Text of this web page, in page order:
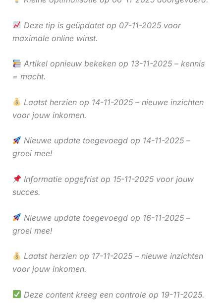
Deze tip is geüpdatet op 07-11-2025 voor
maximale online winst.
Artikel opnieuw bekeken op 13-11-2025 – kennis
= macht.
Laatst herzien op 14-11-2025 – nieuwe inzichten
voor jouw inkomen.
Nieuwe update toegevoegd op 14-11-2025 –
groei mee!
Informatie opgefrist op 15-11-2025 voor jouw
succes.
Nieuwe update toegevoegd op 16-11-2025 –
groei mee!
Laatst herzien op 17-11-2025 – nieuwe inzichten
voor jouw inkomen.
Deze content kreeg een controle op 19-11-2025.